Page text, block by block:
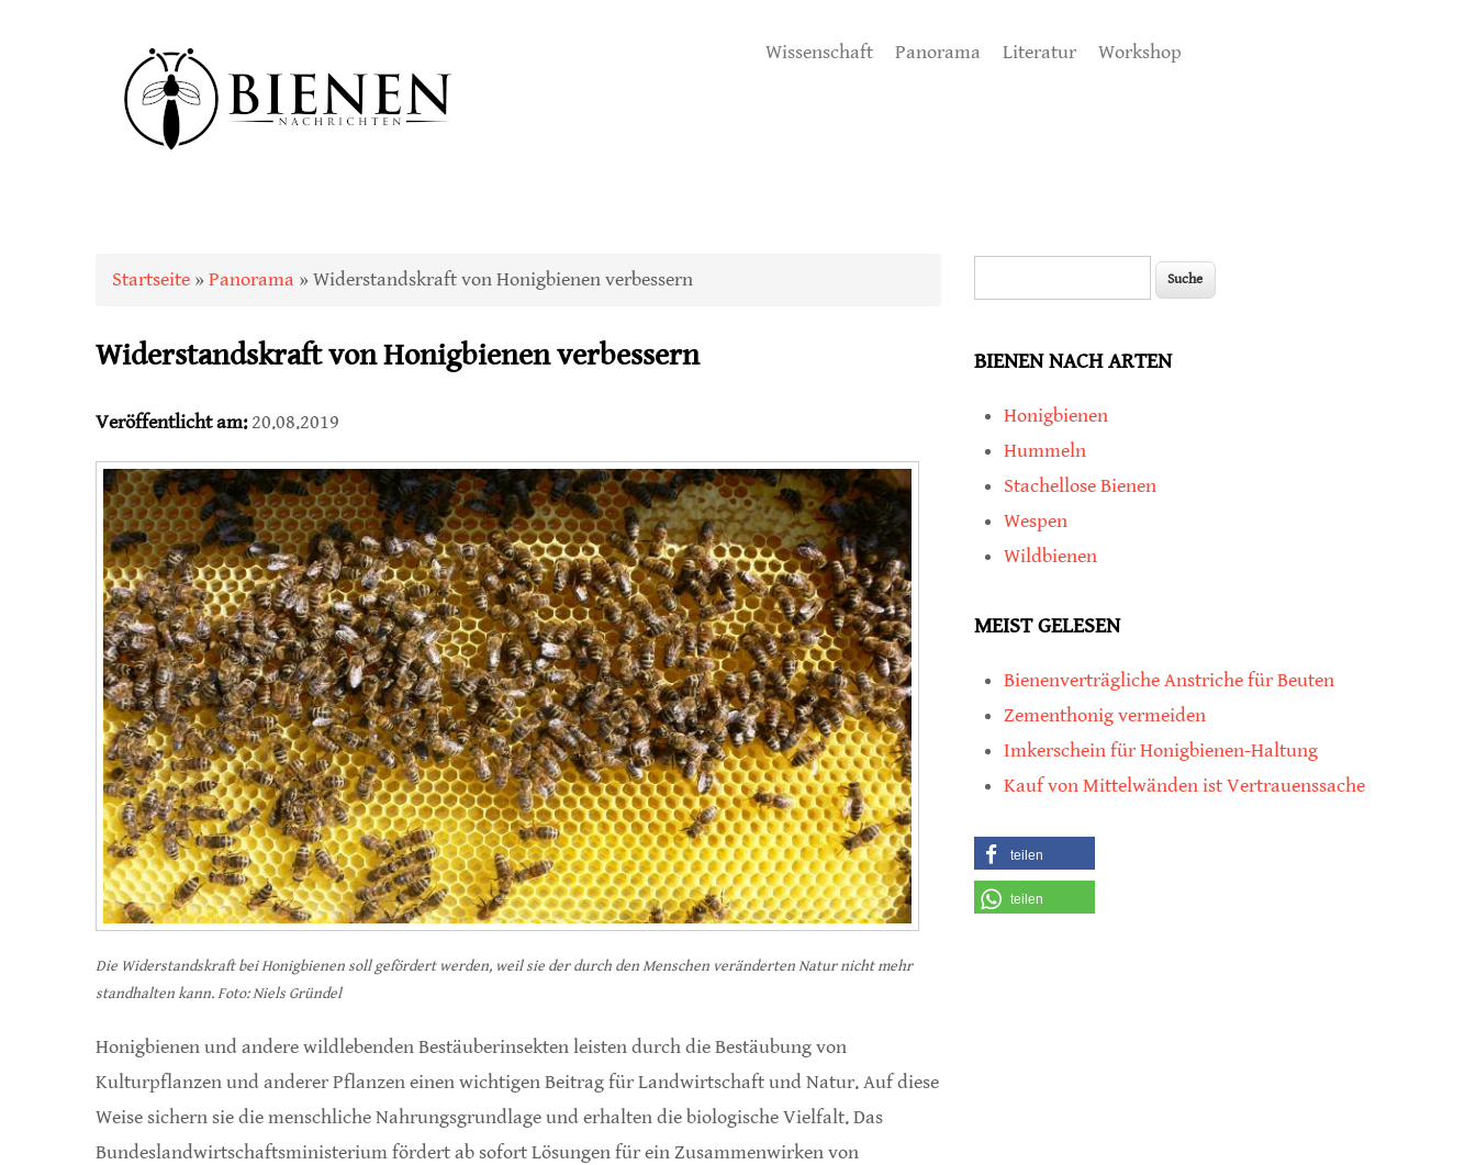
Wissenschaft Panorama Literatur Workshop
Sie sind hier
Startseite » Panorama » Widerstandskraft von Honigbienen verbessern
Widerstandskraft von Honigbienen verbessern
Veröffentlicht am:20.08.2019
Die Widerstandskraft bei Honigbienen soll gefördert werden, weil sie der durch den Menschen veränderten Natur nicht mehr
standhalten kann. Foto: Niels Gründel
Honigbienen und andere wildlebenden Bestäuberinsekten leisten durch die Bestäubung von
Kulturpflanzen und anderer Pflanzen einen wichtigen Beitrag für Landwirtschaft und Natur. Auf diese
Weise sichern sie die menschliche Nahrungsgrundlage und erhalten die biologische Vielfalt. Das
Bundeslandwirtschaftsministerium fördert ab sofort Lösungen für ein Zusammenwirken von
BIENEN NACH ARTEN
Honigbienen
Hummeln
Stachellose Bienen
Wespen
Wildbienen
MEIST GELESEN
Bienenverträgliche Anstriche für Beuten
Zementhonig vermeiden
Imkerschein für Honigbienen-Haltung
Kauf von Mittelwänden ist Vertrauenssache
teilen
teilen